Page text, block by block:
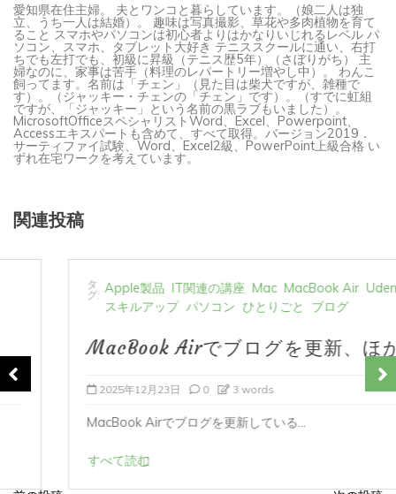
愛知県在住主婦。 夫とワンコと暮らしています。（娘二人は独
立、うち一人は結婚）。 趣味は写真撮影、草花や多肉植物を育て
ること スマホやパソコンは初心者よりはかなりいじれるレベル パ
ソコン、スマホ、タブレット大好き テニススクールに通い、右打
ちでも左打でも、初級に昇級（テニス歴5年）（さぼりがち） 主
婦なのに、家事は苦手（料理のレパートリー増やし中）。 わんこ
飼ってます。名前は「チェン」（見た目は柴犬ですが、雑種で
す）。（ジャッキー・チェンの「チェン」です）。（すでに虹組
ですが、「ジャッキー」という名前の黒ラブもいました）。
MicrosoftOfficeスペシャリストWord、Excel、Powerpoint、
Accessエキスパートも含めて、すべて取得。バージョン2019．
サーティファイ試験、Word、Excel2級、PowerPoint上級合格 い
ずれ在宅ワークを考えています。
関連投稿
Apple製品 IT関連の講座 Mac MacBook Air Udemy
スキルアップ パソコン ひとりごと ブログ
MacBook Airでブログを更新、ほか
2025年12月23日 0 3 words
MacBook Airでブログを更新している...
すべて読む